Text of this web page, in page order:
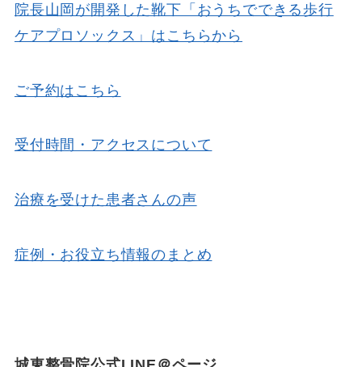
院長山岡が開発した靴下「おうちでできる歩行
ケアプロソックス」はこちらから
ご予約はこちら
受付時間・アクセスについて
治療を受けた患者さんの声
症例・お役立ち情報のまとめ